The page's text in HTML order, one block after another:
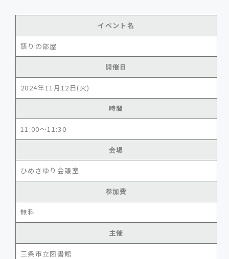
イベント名
語りの部屋
開催日
2024年11月12日(火)
時間
11:00～11:30
会場
ひめさゆり会議室
参加費
無料
主催
三条市立図書館